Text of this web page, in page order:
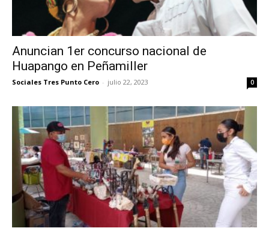
Anuncian 1er concurso nacional de
Huapango en Peñamiller
Sociales Tres Punto Cero - julio 22, 2023 0